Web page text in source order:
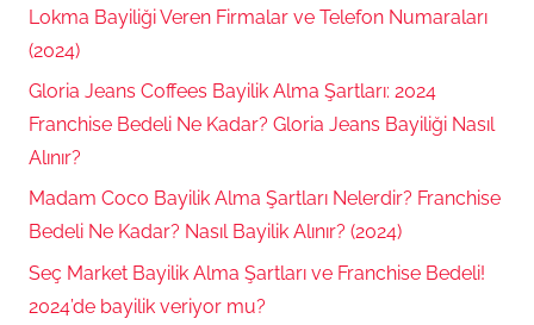
Lokma Bayiliği Veren Firmalar ve Telefon Numaraları
(2024)
Gloria Jeans Coffees Bayilik Alma Şartları: 2024
Franchise Bedeli Ne Kadar? Gloria Jeans Bayiliği Nasıl
Alınır?
Madam Coco Bayilik Alma Şartları Nelerdir? Franchise
Bedeli Ne Kadar? Nasıl Bayilik Alınır? (2024)
Seç Market Bayilik Alma Şartları ve Franchise Bedeli!
2024’de bayilik veriyor mu?